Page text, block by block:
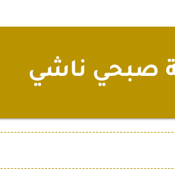
صبحي ناشي